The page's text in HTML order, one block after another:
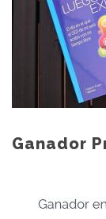
Ganador